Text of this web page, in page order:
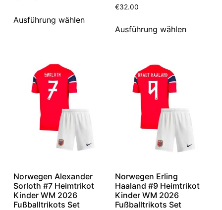
Ausführung wählen
€32.00
Ausführung wählen
Norwegen Alexander
Sorloth #7 Heimtrikot
Kinder WM 2026
Fußballtrikots Set
Norwegen Erling
Haaland #9 Heimtrikot
Kinder WM 2026
Fußballtrikots Set